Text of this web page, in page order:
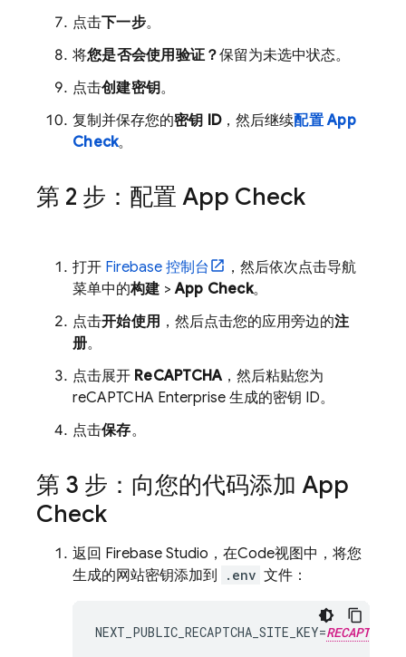
点击下一步。
将您是否会使用验证？保留为未选中状态。
点击创建密钥。
复制并保存您的密钥 ID，然后继续配置App
Check。
第 2 步：配置 App Check
打开 Firebase 控制台
，然后依次点击导航
菜单中的构建 >App Check。
点击开始使用 ，然后点击您的应用旁边的注
册。
点击展开 ReCAPTCHA ，然后粘贴您为
reCAPTCHA Enterprise 生成的密钥 ID。
点击保存。
第 3 步：向您的代码添加 App
Check
返回 Firebase Studio ，在Code视图中，将您
生成的网站密钥添加到
.env 文件：
NEXT_PUBLIC_RECAPTCHA_SITE_KEY=